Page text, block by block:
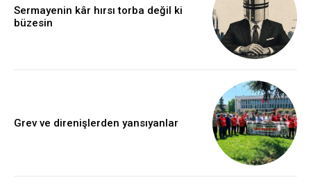
Sermayenin kâr hırsı torba değil ki
büzesin
Grev ve direnişlerden yansıyanlar